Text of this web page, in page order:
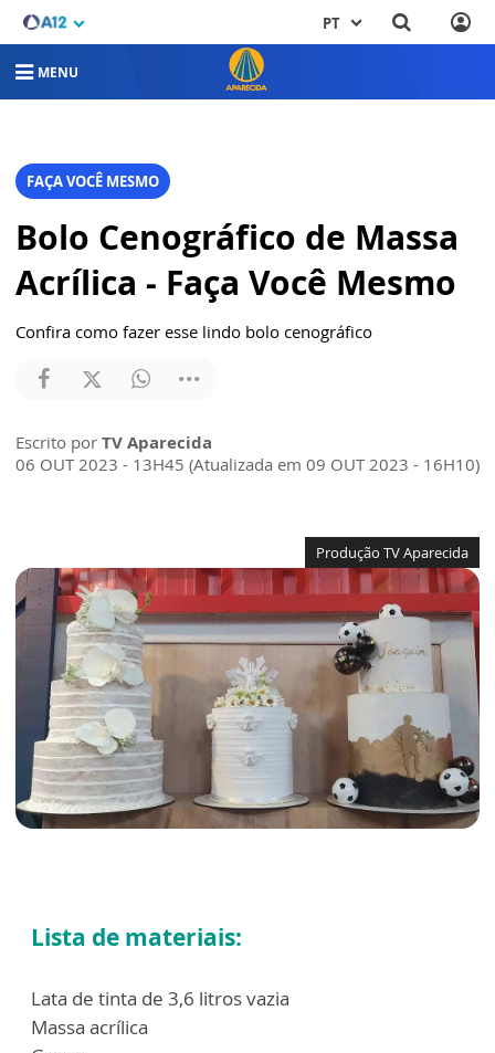
PT
MENU
FAÇA VOCÊ MESMO
Bolo Cenográfico de Massa
Acrílica - Faça Você Mesmo
Confira como fazer esse lindo bolo cenográfico
Escrito por TV Aparecida
06 OUT 2023 - 13H45 (Atualizada em 09 OUT 2023 - 16H10)
Produção TV Aparecida
Lista de materiais:
Lata de tinta de 3,6 litros vazia
Massa acrílica